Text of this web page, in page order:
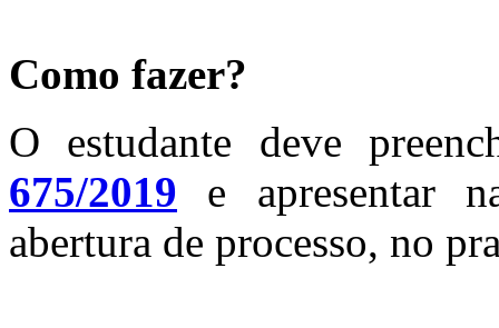
Como fazer?
O estudante deve
675/2019 e apresentar
abertura de processo, no